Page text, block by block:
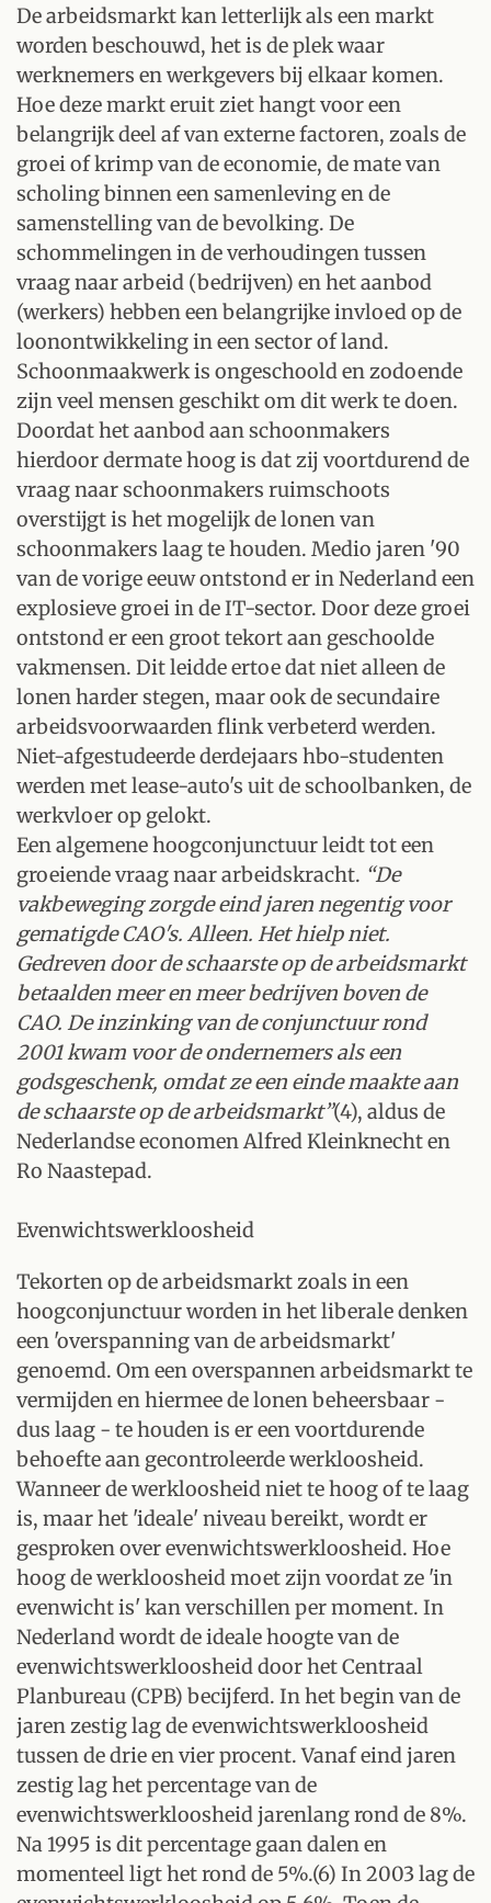
De arbeidsmarkt kan letterlijk als een markt
worden beschouwd, het is de plek waar
werknemers en werkgevers bij elkaar komen.
Hoe deze markt eruit ziet hangt voor een
belangrijk deel af van externe factoren, zoals de
groei of krimp van de economie, de mate van
scholing binnen een samenleving en de
samenstelling van de bevolking. De
schommelingen in de verhoudingen tussen
vraag naar arbeid (bedrijven) en het aanbod
(werkers) hebben een belangrijke invloed op de
loonontwikkeling in een sector of land.
Schoonmaakwerk is ongeschoold en zodoende
zijn veel mensen geschikt om dit werk te doen.
Doordat het aanbod aan schoonmakers
hierdoor dermate hoog is dat zij voortdurend de
vraag naar schoonmakers ruimschoots
overstijgt is het mogelijk de lonen van
schoonmakers laag te houden. Medio jaren '90
van de vorige eeuw ontstond er in Nederland een
explosieve groei in de IT-sector. Door deze groei
ontstond er een groot tekort aan geschoolde
vakmensen. Dit leidde ertoe dat niet alleen de
lonen harder stegen, maar ook de secundaire
arbeidsvoorwaarden flink verbeterd werden.
Niet-afgestudeerde derdejaars hbo-studenten
werden met lease-auto's uit de schoolbanken, de
werkvloer op gelokt.
Een algemene hoogconjunctuur leidt tot een
groeiende vraag naar arbeidskracht. “De
vakbeweging zorgde eind jaren negentig voor
gematigde CAO's. Alleen. Het hielp niet.
Gedreven door de schaarste op de arbeidsmarkt
betaalden meer en meer bedrijven boven de
CAO. De inzinking van de conjunctuur rond
2001 kwam voor de ondernemers als een
godsgeschenk, omdat ze een einde maakte aan
de schaarste op de arbeidsmarkt”(4), aldus de
Nederlandse economen Alfred Kleinknecht en
Ro Naastepad.
Evenwichtswerkloosheid
Tekorten op de arbeidsmarkt zoals in een
hoogconjunctuur worden in het liberale denken
een 'overspanning van de arbeidsmarkt'
genoemd. Om een overspannen arbeidsmarkt te
vermijden en hiermee de lonen beheersbaar -
dus laag - te houden is er een voortdurende
behoefte aan gecontroleerde werkloosheid.
Wanneer de werkloosheid niet te hoog of te laag
is, maar het 'ideale' niveau bereikt, wordt er
gesproken over evenwichtswerkloosheid. Hoe
hoog de werkloosheid moet zijn voordat ze 'in
evenwicht is' kan verschillen per moment. In
Nederland wordt de ideale hoogte van de
evenwichtswerkloosheid door het Centraal
Planbureau (CPB) becijferd. In het begin van de
jaren zestig lag de evenwichtswerkloosheid
tussen de drie en vier procent. Vanaf eind jaren
zestig lag het percentage van de
evenwichtswerkloosheid jarenlang rond de 8%.
Na 1995 is dit percentage gaan dalen en
momenteel ligt het rond de 5%.(6) In 2003 lag de